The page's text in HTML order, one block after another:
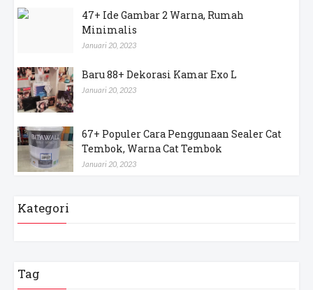
47+ Ide Gambar 2 Warna, Rumah
Minimalis
Januari 20, 2023
Baru 88+ Dekorasi Kamar Exo L
Januari 20, 2023
67+ Populer Cara Penggunaan Sealer Cat
Tembok, Warna Cat Tembok
Januari 20, 2023
Kategori
Tag